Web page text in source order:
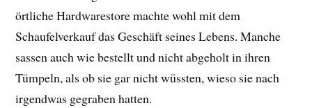
örtliche Hardwarestore machte wohl mit dem
Schaufelverkauf das Geschäft seines Lebens. Manche
sassen auch wie bestellt und nicht abgeholt in ihren
Tümpeln, als ob sie gar nicht wüssten, wieso sie nach
irgendwas gegraben hatten.